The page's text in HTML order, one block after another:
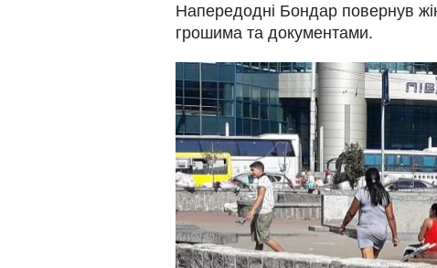
Напередодні Бондар повернув
грошима та документами.